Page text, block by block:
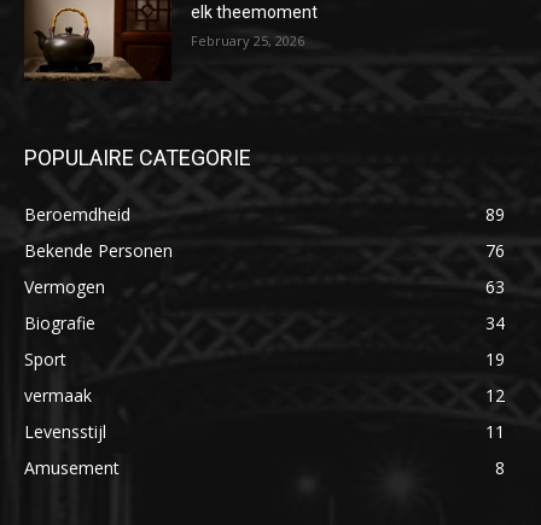
elk theemoment
February 25, 2026
POPULAIRE CATEGORIE
Beroemdheid
89
Bekende Personen
76
Vermogen
63
Biografie
34
Sport
19
vermaak
12
Levensstijl
11
Amusement
8